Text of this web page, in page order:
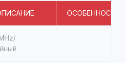
ОСОБЕННОСТИ